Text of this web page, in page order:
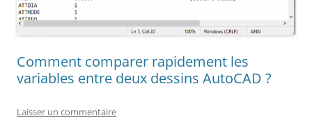
Comment comparer rapidement les
variables entre deux dessins AutoCAD ?
Laisser un commentaire